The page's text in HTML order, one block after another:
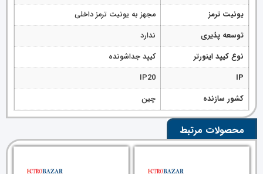
یونیت ترمز
مجهز به یونیت ترمز داخلی
توسعه پذیری
ندارد
نوع کیپد اینورتر
کیپد جداشونده
IP
IP20
کشور سازنده
چین
محصولات مرتبط